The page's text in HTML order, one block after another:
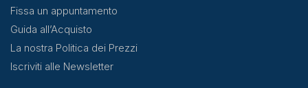
Fissa un appuntamento
Guida all’Acquisto
La nostra Politica dei Prezzi
Iscriviti alle Newsletter